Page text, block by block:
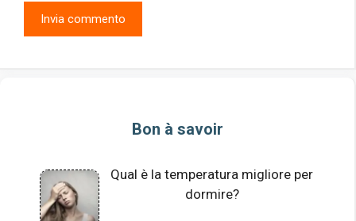
Bon à savoir
Qual è la temperatura migliore per
dormire?